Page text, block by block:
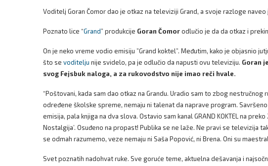
Voditelj Goran Čomor dao je otkaz na televiziji Grand, a svoje razloge naveo
Poznato lice “Grand” produkcije Goran Čomorodlučio je da da otkaz i
On je neko vreme vodio emisiju ”Grand koktel”. Međutim, kako je objasnio
što se voditelju nije svidelo, pa je odlučio da napusti ovu televiziju. Goran
svog Fejsbuk naloga, a za rukovodstvo nije imao reči hvale.
“Poštovani, kada sam dao otkaz na Grandu. Uradio sam to zbog
određene školske spreme, nemaju ni talenat da naprave program.
emisija, pala knjiga na dva slova. Ostavio sam kanal GRAND KOKTEL na
Nostalgija’. Osuđeno na propast! Publika se ne laže. Ne pravi se televizija
se odmah razumemo, veze nemaju ni Saša Popović, ni Brena. Oni su
Svet poznatih nadohvat ruke. Sve goruće teme, aktuelna dešavanja i